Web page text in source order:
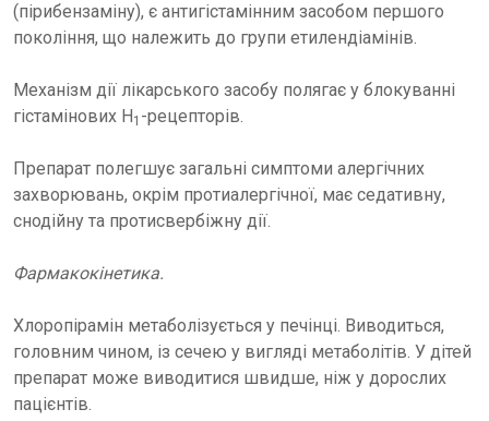
(пірибензаміну), є антигістамінним засобом першого
покоління, що належить до групи етилендіамінів.
Механізм дії лікарського засобу полягає у блокуванні
гістамінових Н1 -рецепторів.
Препарат полегшує загальні симптоми алергічних
захворювань, окрім протиалергічної, має седативну,
снодійну та протисвербіжну дії.
Фармакокінетика.
Хлоропірамін метаболізується у печінці. Виводиться,
головним чином, із сечею у вигляді метаболітів. У дітей
препарат може виводитися швидше, ніж у дорослих
пацієнтів.